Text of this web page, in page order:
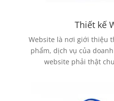
Thiết kế
Website là nơi giới thiệu
phẩm, dịch vụ của
website phải thật